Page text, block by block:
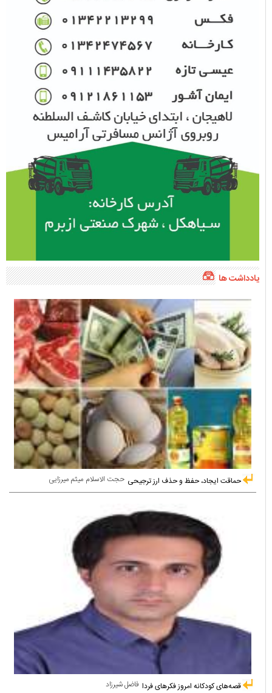
یادداشت ها
حجت الاسلام میثم میرزایی حماقت ایجاد، حفظ و حذف ارز ترجیحی
فاضل شیرزاد قصه‌های کودکانه امروز فکرهای فردا